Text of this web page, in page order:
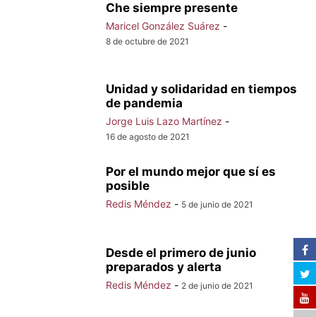
Che siempre presente
Maricel González Suárez -
8 de octubre de 2021
Unidad y solidaridad en tiempos
de pandemia
Jorge Luis Lazo Martínez -
16 de agosto de 2021
Por el mundo mejor que sí es
posible
Redis Méndez - 5 de junio de 2021
Desde el primero de junio
preparados y alerta
Redis Méndez - 2 de junio de 2021